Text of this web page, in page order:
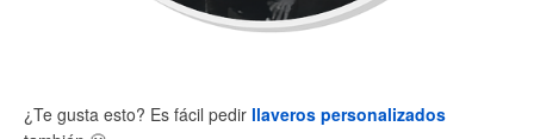
¿Te gusta esto? Es fácil pedir llaveros personalizados